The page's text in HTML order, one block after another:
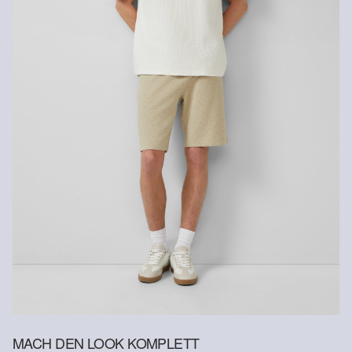
Rückerstattungsbetrag abgezogen.
Gastkunden können ihre Artikel innerhalb von 14 Tagen nach
Erhalt der Ware an uns zurückschicken. Fashion Card und VIP
Kunden haben nach Erhalt der Ware 30 Tage Zeit, um ihre Artikel
Weitere Informationen sind unserer „
HIERonline anmelden.
MACH DEN LOOK KOMPLETT